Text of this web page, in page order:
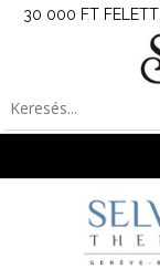
30 000 FT FELETT